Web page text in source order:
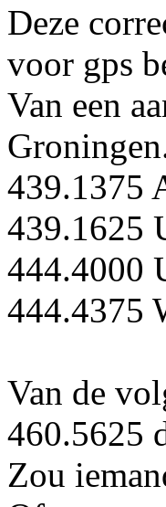
Deze
voor gps
Van een
439.1375
439.1625
444.4000
444.4375
Van de
460.5625
Zou